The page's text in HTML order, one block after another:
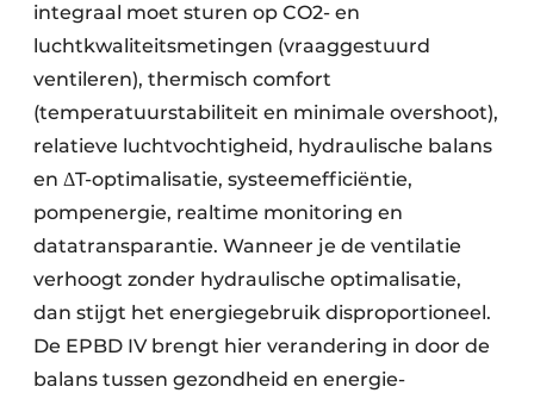
integraal moet sturen op CO2- en
luchtkwaliteitsmetingen (vraaggestuurd
ventileren), thermisch comfort
(temperatuurstabiliteit en minimale overshoot),
relatieve luchtvochtigheid, hydraulische balans
en ΔT-optimalisatie, systeemefficiëntie,
pompenergie, realtime monitoring en
datatransparantie. Wanneer je de ventilatie
verhoogt zonder hydraulische optimalisatie,
dan stijgt het energiegebruik disproportioneel.
De EPBD IV brengt hier verandering in door de
balans tussen gezondheid en energie-